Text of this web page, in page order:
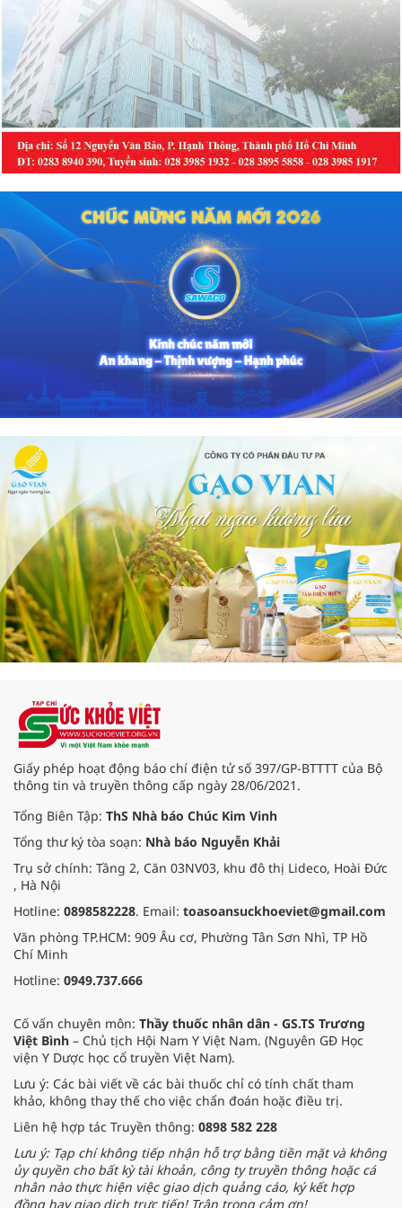
Giấy phép hoạt động báo chí điện tử số 397/GP-BTTTT của Bộ
thông tin và truyền thông cấp ngày 28/06/2021.
Tổng Biên Tập: ThS Nhà báo Chúc Kim Vinh
Tổng thư ký tòa soạn: Nhà báo Nguyễn Khải
Trụ sở chính: Tầng 2, Căn 03NV03, khu đô thị Lideco, Hoài Đức
, Hà Nội
Hotline: 0898582228. Email: toasoansuckhoeviet@gmail.com
Văn phòng TP.HCM: 909 Âu cơ, Phường Tân Sơn Nhì, TP Hồ
Chí Minh
Hotline: 0949.737.666
Cố vấn chuyên môn: Thầy thuốc nhân dân - GS.TS Trương
Việt Bình – Chủ tịch Hội Nam Y Việt Nam. (Nguyên GĐ Học
viện Y Dược học cổ truyền Việt Nam).
Lưu ý: Các bài viết về các bài thuốc chỉ có tính chất tham
khảo, không thay thế cho việc chẩn đoán hoặc điều trị.
Liên hệ hợp tác Truyền thông: 0898 582 228
Lưu ý: Tạp chí không tiếp nhận hỗ trợ bằng tiền mặt và không
ủy quyền cho bất kỳ tài khoản, công ty truyền thông hoặc cá
nhân nào thực hiện việc giao dịch quảng cáo, ký kết hợp
đồng hay giao dịch trực tiếp! Trân trọng cảm ơn!